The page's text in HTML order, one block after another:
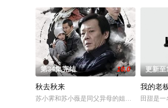
第34集完结 10.0
秋去秋来
苏小霁和苏小薇是同父异母的姐妹，小薇的
更新至
我的老
田甜是